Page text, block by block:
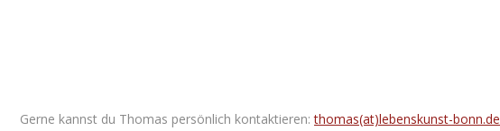
Gerne kannst du Thomas persönlich kontaktieren:thomas(at)lebenskunst-bonn.de